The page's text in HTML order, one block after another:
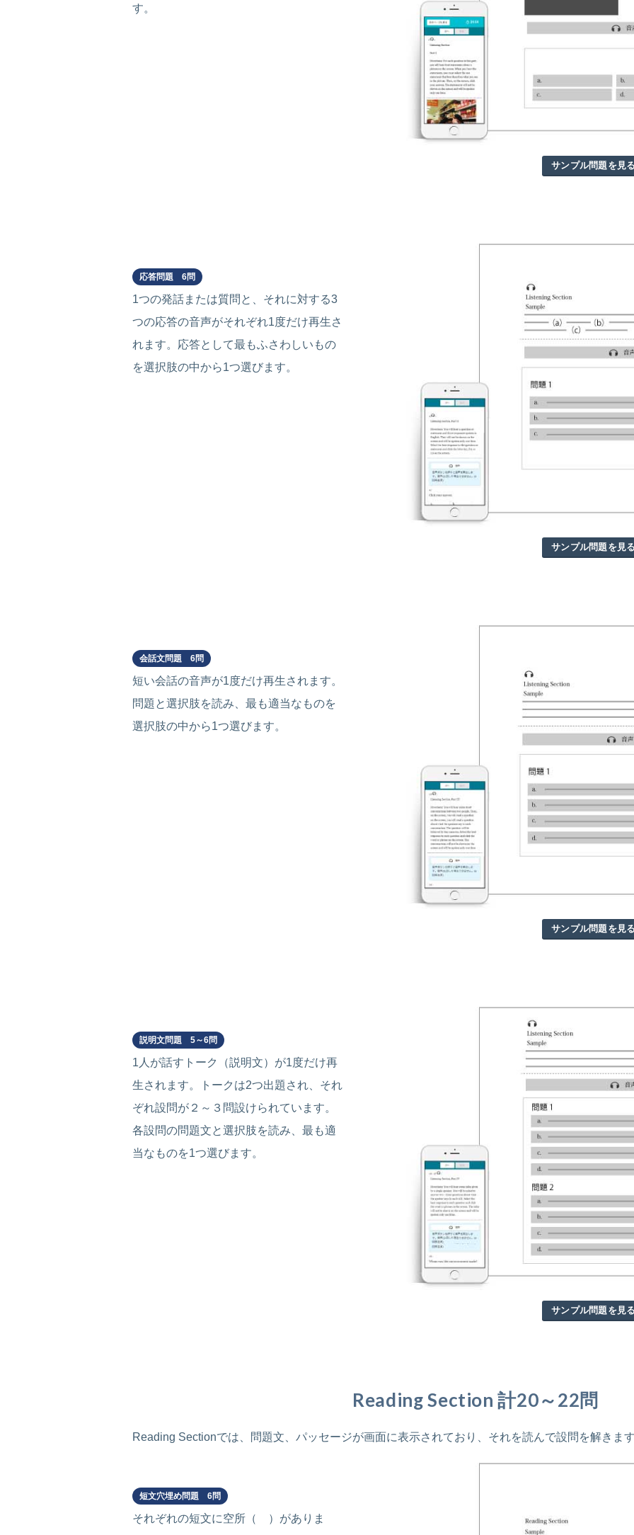
す。
サンプル問題を見
応答問題 6問
1つの発話または質問と、それに対する3
つの応答の音声がそれぞれ1度だけ再生さ
れます。応答として最もふさわしいもの
を選択肢の中から1つ選びます。
サンプル問題を見
会話文問題 6問
短い会話の音声が1度だけ再生されます。
問題と選択肢を読み、最も適当なものを
選択肢の中から1つ選びます。
サンプル問題を見
説明文問題 5～6問
1人が話すトーク（説明文）が1度だけ再
生されます。トークは2つ出題され、それ
ぞれ設問が２～３問設けられています。
各設問の問題文と選択肢を読み、最も適
当なものを1つ選びます。
サンプル問題を見
Reading Section 計20～22問
Reading Sectionでは、問題文、パッセージが画面に表示されており、それを読んで設問を解きま
短文穴埋め問題 6問
それぞれの短文に空所（ ）がありま